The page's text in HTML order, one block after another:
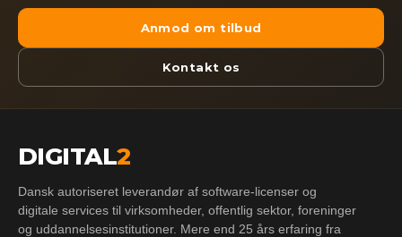
Anmod om tilbud
Kontakt os
DIGITAL2
Dansk autoriseret leverandør af software-licenser og
digitale services til virksomheder, offentlig sektor, foreninger
og uddannelsesinstitutioner. Mere end 25 års erfaring fra